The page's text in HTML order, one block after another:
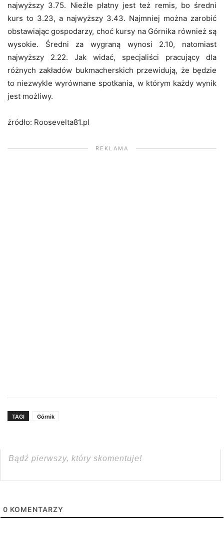
najwyższy 3.75. Nieźle płatny jest też remis, bo średni
kurs to 3.23, a najwyższy 3.43. Najmniej można zarobić
obstawiając gospodarzy, choć kursy na Górnika również są
wysokie. Średni za wygraną wynosi 2.10, natomiast
najwyższy 2.22. Jak widać, specjaliści pracujący dla
różnych zakładów bukmacherskich przewidują, że będzie
to niezwykle wyrównane spotkania, w którym każdy wynik
jest możliwy.
źródło: Roosevelta81.pl
REKLAMA
TAGI Górnik
0 KOMENTARZY